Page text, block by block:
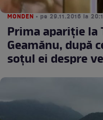
MONDEN • pe 29.11.2016 la
Prima apariţie la
Geamănu, după
soţul ei despre